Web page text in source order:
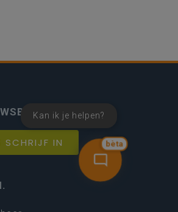
bèta
Kan ik je helpen?
SCHRIJF IN